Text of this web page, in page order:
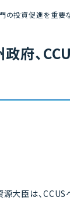
の投資促進を重要
府、
大臣は、